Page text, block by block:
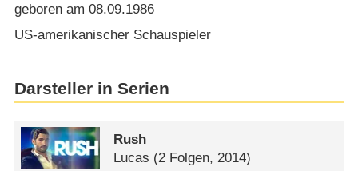
geboren am 08.09.1986
US-amerikanischer Schauspieler
Darsteller in Serien
Rush
Lucas (2 Folgen, 2014)